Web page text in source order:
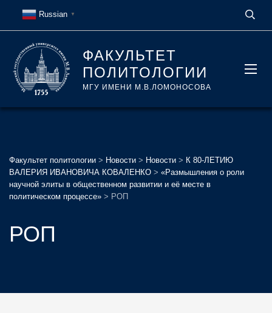
ФАКУЛЬТЕТ
ПОЛИТОЛОГИИ
МГУ ИМЕНИ М.В.ЛОМОНОСОВА
Факультет политологии > Новости > Новости > К 80-ЛЕТИЮ
ВАЛЕРИЯ ИВАНОВИЧА КОВАЛЕНКО > «Размышления о роли
научной элиты в общественном развитии и её месте в
политическом процессе» > РОП
РОП
Russian ▼